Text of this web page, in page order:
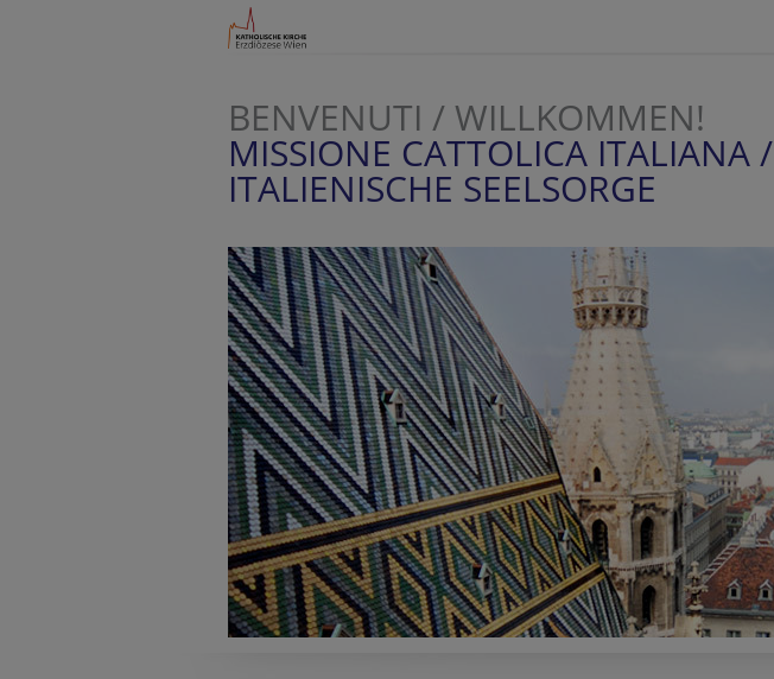
BENVENUTI / WILLKOMMEN!
MISSIONE CATTOLICA ITALIANA /
ITALIENISCHE SEELSORGE